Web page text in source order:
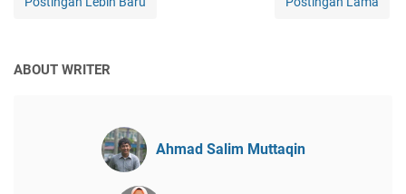
ABOUT WRITER
Ahmad Salim Muttaqin